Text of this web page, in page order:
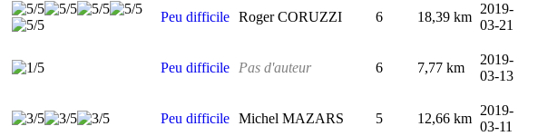
Peu difficile Roger CORUZZI 6 18,39 km
2019-
03-21
Peu difficile Pas d'auteur 6 7,77 km
2019-
03-13
Peu difficile Michel MAZARS 5 12,66 km
2019-
03-11